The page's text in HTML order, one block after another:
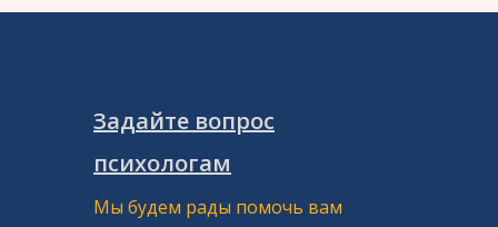
Задайте вопрос
психологам
Мы будем рады помочь вам